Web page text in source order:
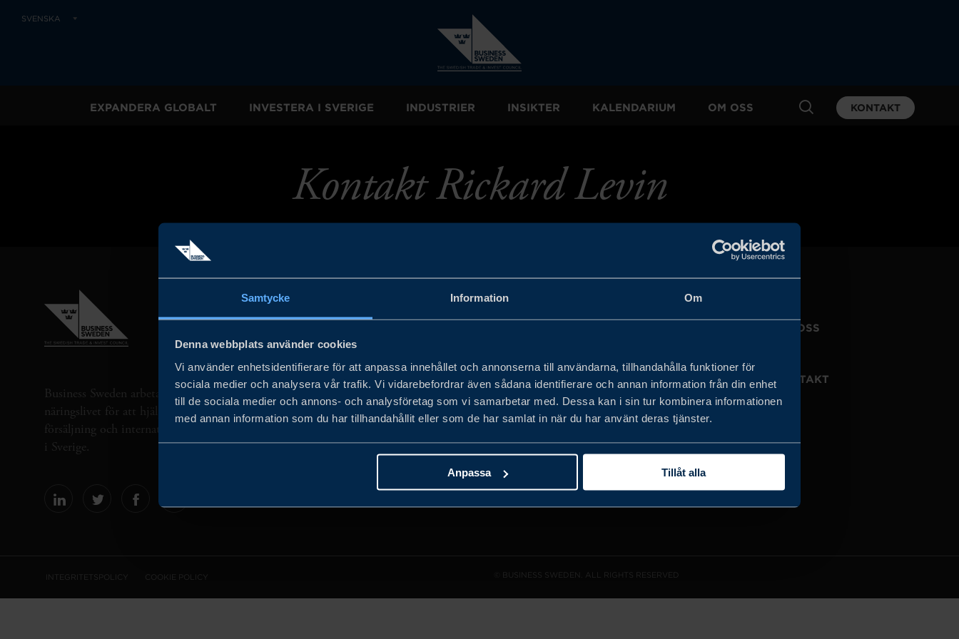
Samtycke Information Om
Denna webbplats använder cookies
Vi använder enhetsidentifierare för att anpassa innehållet och annonserna till användarna, tillhandahålla funktioner för
sociala medier och analysera vår trafik. Vi vidarebefordrar även sådana identifierare och annan information från din enhet
till de sociala medier och annons- och analysföretag som vi samarbetar med. Dessa kan i sin tur kombinera informationen
med annan information som du har tillhandahållit eller som de har samlat in när du har använt deras tjänster.
Anpassa Tillåt alla
SVENSKA
EXPANDERA GLOBALT INVESTERA I SVERIGE INDUSTRIER INSIKTER KALENDARIUM OM OSS KONTAKT
Kontakt Rickard Levin
Business Sweden arbetar på uppdrag av regeringen och det privata
näringslivet för att hjälpa svenska företag att öka sin globala
försäljning och internationella företag att investera och expandera
i Sverige.
OM OSS
VISSELBLÅSARTJÄNST KONTAKT
INTEGRITETSPOLICY COOKIE POLICY © BUSINESS SWEDEN. ALL RIGHTS RESERVED